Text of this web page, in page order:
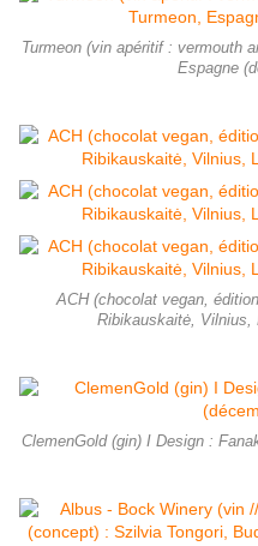
Turmeon (vin apéritif : vermouth
Espagne
ACH (chocolat vegan,
Ribikauskaitė, Vilnius,
ClemenGold (gin) I Design :